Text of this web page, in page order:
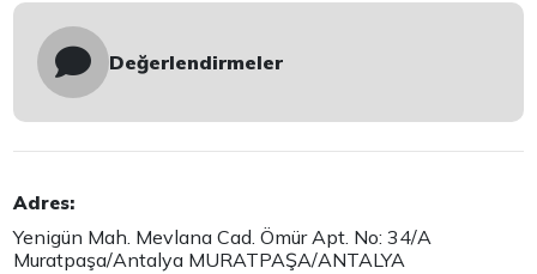
Değerlendirmeler
Adres:
Yenigün Mah. Mevlana Cad. Ömür Apt. No: 34/A
Muratpaşa/Antalya MURATPAŞA/ANTALYA